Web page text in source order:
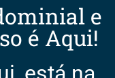
e
é Aqui!